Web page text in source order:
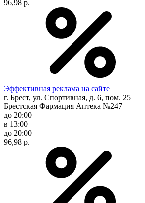
96,98 р.
Эффективная реклама на сайте
г. Брест, ул. Спортивная, д. 6, пом. 25
Брестская Фармация Аптека №247
до 20:00
в 13:00
до 20:00
96,98 р.